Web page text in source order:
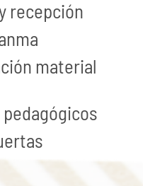
recepción
material